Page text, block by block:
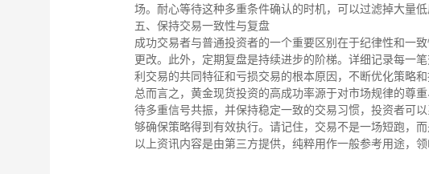
场。耐心等待这种多重条件确认的时机，可以过滤掉大量
五、保持交易一致性与复盘
成功交易者与普通投资者的一个重要区别在于纪律性和一
更改。此外，定期复盘是持续进步的阶梯。详细记录每一
利交易的共同特征和亏损交易的根本原因，不断优化策略和
总而言之，黄金现货投资的高成功率源于对市场规律的尊
待多重信号共振，并保持稳定一致的交易习惯，投资者可
够确保策略得到有效执行。请记住，交易不是一场短跑，
以上资讯内容是由第三方提供，纯粹用作一般参考用途，